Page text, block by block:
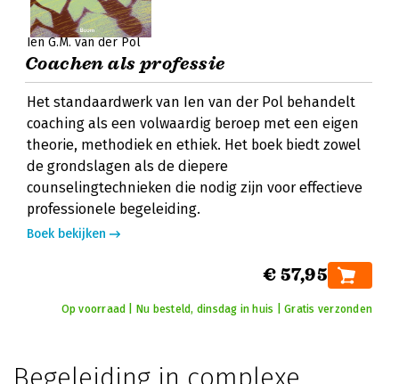
Ien G.M. van der Pol
Coachen als professie
Het standaardwerk van Ien van der Pol behandelt
coaching als een volwaardig beroep met een eigen
theorie, methodiek en ethiek. Het boek biedt zowel
de grondslagen als de diepere
counselingtechnieken die nodig zijn voor effectieve
professionele begeleiding.
Boek bekijken
€ 57,95
Op voorraad | Nu besteld, dinsdag in huis | Gratis verzonden